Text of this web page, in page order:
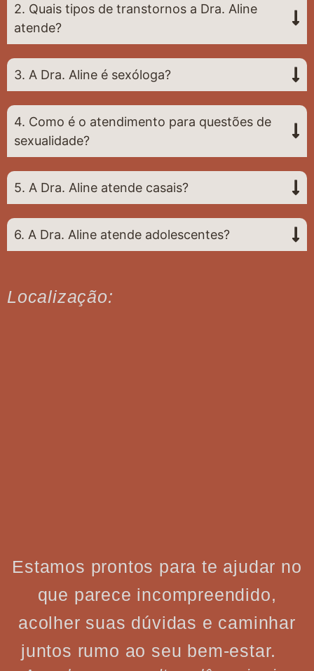
2. Quais tipos de transtornos a Dra. Aline
atende?
3. A Dra. Aline é sexóloga?
4. Como é o atendimento para questões de
sexualidade?
5. A Dra. Aline atende casais?
6. A Dra. Aline atende adolescentes?
Localização:
Estamos prontos para te ajudar no
que parece incompreendido,
acolher suas dúvidas e caminhar
juntos rumo ao seu bem-estar.